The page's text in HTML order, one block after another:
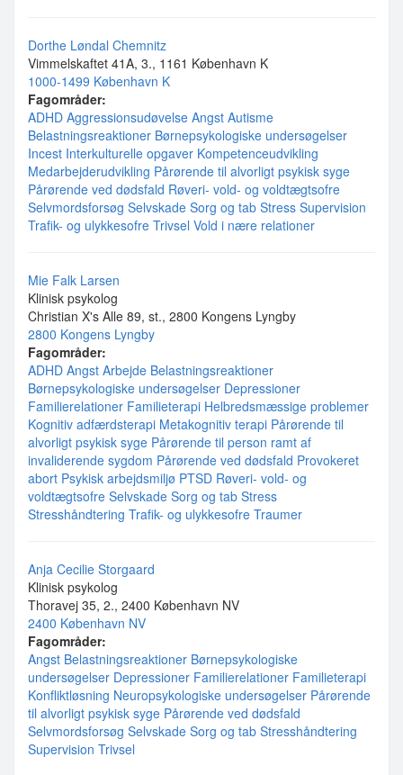
Dorthe Løndal Chemnitz
Vimmelskaftet 41A, 3., 1161 København K
1000-1499 København K
Fagområder:
ADHD Aggressionsudøvelse Angst Autisme
Belastningsreaktioner Børnepsykologiske undersøgelser
Incest Interkulturelle opgaver Kompetenceudvikling
Medarbejderudvikling Pårørende til alvorligt psykisk syge
Pårørende ved dødsfald Røveri- vold- og voldtægtsofre
Selvmordsforsøg Selvskade Sorg og tab Stress Supervision
Trafik- og ulykkesofre Trivsel Vold i nære relationer
Mie Falk Larsen
Klinisk psykolog
Christian X's Alle 89, st., 2800 Kongens Lyngby
2800 Kongens Lyngby
Fagområder:
ADHD Angst Arbejde Belastningsreaktioner
Børnepsykologiske undersøgelser Depressioner
Familierelationer Familieterapi Helbredsmæssige problemer
Kognitiv adfærdsterapi Metakognitiv terapi Pårørende til
alvorligt psykisk syge Pårørende til person ramt af
invaliderende sygdom Pårørende ved dødsfald Provokeret
abort Psykisk arbejdsmiljø PTSD Røveri- vold- og
voldtægtsofre Selvskade Sorg og tab Stress
Stresshåndtering Trafik- og ulykkesofre Traumer
Anja Cecilie Storgaard
Klinisk psykolog
Thoravej 35, 2., 2400 København NV
2400 København NV
Fagområder:
Angst Belastningsreaktioner Børnepsykologiske
undersøgelser Depressioner Familierelationer Familieterapi
Konfliktløsning Neuropsykologiske undersøgelser Pårørende
til alvorligt psykisk syge Pårørende ved dødsfald
Selvmordsforsøg Selvskade Sorg og tab Stresshåndtering
Supervision Trivsel